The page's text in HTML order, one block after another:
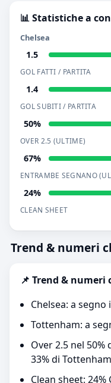
📊 Statistiche a
Chelsea
1.5
GOL FATTI / PARTITA
1.4
GOL SUBITI / PARTITA
50%
OVER 2.5 (ULTIME)
67%
ENTRAMBE SEGNANO
24%
CLEAN SHEET
Trend & numeri
📌 Trend & numeri
Chelsea: a
Tottenham: a
Over 2.5 nel 50%
33% di Tottenham
Clean sheet: 24%